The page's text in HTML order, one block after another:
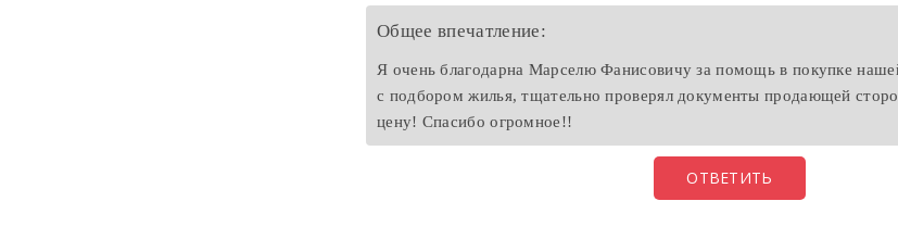
Общее впечатление:
Я очень благодарна Марселю Фанисовичу за помощь в покупке
с подбором жилья, тщательно проверял документы продающей
цену! Спасибо огромное!!
ОТВЕТИТЬ